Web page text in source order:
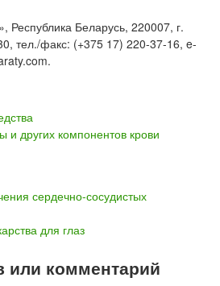
Беларусь, 220007, г.
тел./факс: (+375 17) 220-37-16, e-
и других компонентов крови
сердечно-сосудистых
для глаз
или комментарий